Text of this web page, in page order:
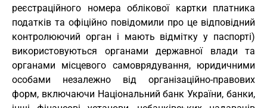
реєстраційного номера облікової картки платника
податків та офіційно повідомили про це відповідний
контролюючий орган і мають відмітку у паспорті)
використовуються органами державної влади та
органами місцевого самоврядування, юридичними
особами незалежно від організаційно-правових
форм, включаючи Національний банк України, банки,